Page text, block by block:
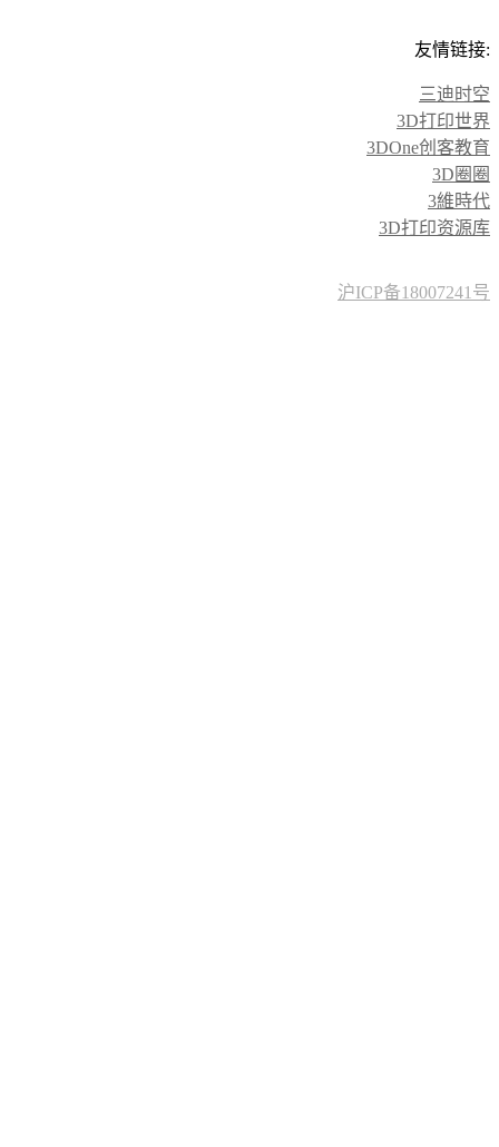
友情链接:
三迪时空
3D打印世界
3DOne创客教育
3D圈圈
3維時代
3D打印资源库
沪ICP备18007241号